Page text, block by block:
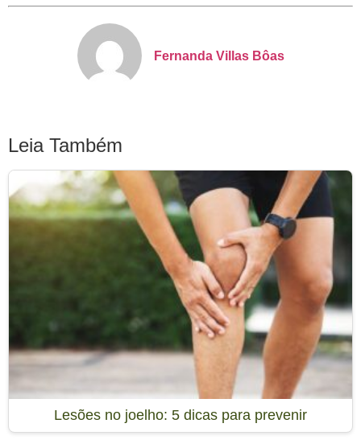
Fernanda Villas Bôas
Leia Também
Lesões no joelho: 5 dicas para prevenir